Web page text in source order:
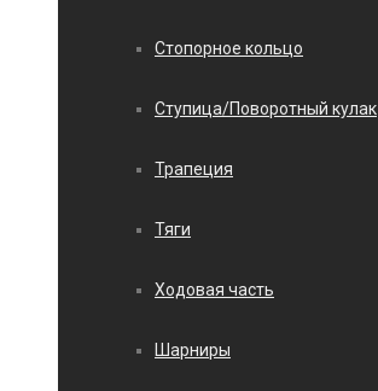
Стопорное кольцо
Ступица/Поворотный кулак
Трапеция
Тяги
Ходовая часть
Шарниры